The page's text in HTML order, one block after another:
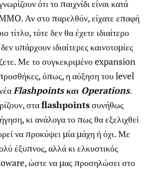
ότι το παιχνίδι είναι κατά
Αν στο παρελθόν, είχατε επαφή
τίτλο, τότε δεν θα έχετε ιδιαίτερο
υπάρχουν ιδιαίτερες καινοτομίες
Με το συγκεκριμένο expansion
όπως, η αύξηση του level
Flashpoints και Operations.
σταflashpointsσυνήθως
κι ανάλογα το πως θα εξελιχθεί
να προκύψει μία μάχη ή όχι. Με
έξυπνος, αλλά κι ελκυστικός
ώστε να μας προσηλώσει στο